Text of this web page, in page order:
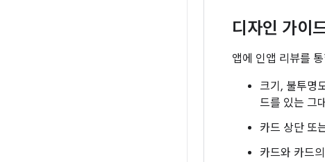
디자인 가이
앱에 인앱 리뷰를
크기, 불투명
드를 있는 그
카드 상단 또
카드와 카드